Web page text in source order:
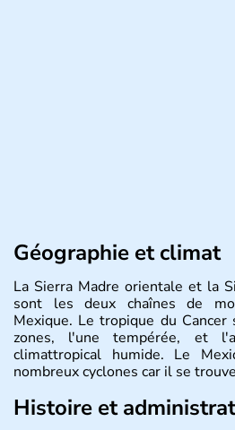
Géographie et climat
La Sierra Madre orientale et la
sont les deux chaînes de
Mexique. Le tropique du
zones, l'une tempérée, et
climattropical humide. Le
nombreux cyclones car il se
Histoire et